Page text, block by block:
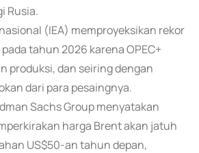
Rusia.
(IEA) memproyeksikan rekor
tahun 2026 karena OPEC+
produksi, dan seiring dengan
dari para pesaingnya.
Sachs Group menyatakan
harga Brent akan jatuh
US$50-an tahun depan,